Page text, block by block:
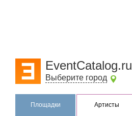
EventCatalog.ru
Выберите город
Площадки Артисты